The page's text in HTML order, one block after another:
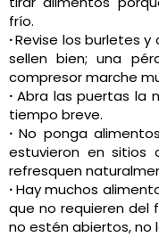
frío.
·Revise los burletes
sellen bien; una
compresor marche
· Abra las puertas la
tiempo breve.
· No ponga
estuvieron en sitios
refresquen
·Hay muchos
que no requieren del
no estén abiertos, no